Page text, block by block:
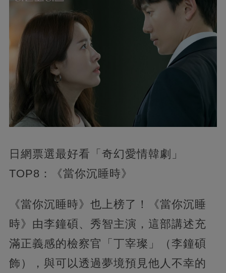
日網票選最好看「奇幻愛情韓劇」
TOP8：《當你沉睡時》
《當你沉睡時》也上榜了！《當你沉睡
時》由李鐘碩、秀智主演，這部講述充
滿正義感的檢察官「丁宰璨」（李鐘碩
飾），與可以透過夢境預見他人不幸的